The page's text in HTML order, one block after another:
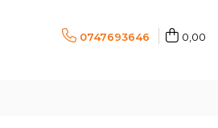
0747693646 0,00